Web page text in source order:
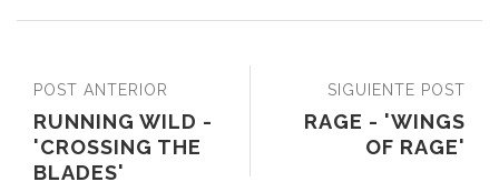
SIGUIENTE POST
RAGE - 'WINGS
OF RAGE'
POST ANTERIOR
RUNNING WILD -
'CROSSING THE
BLADES'